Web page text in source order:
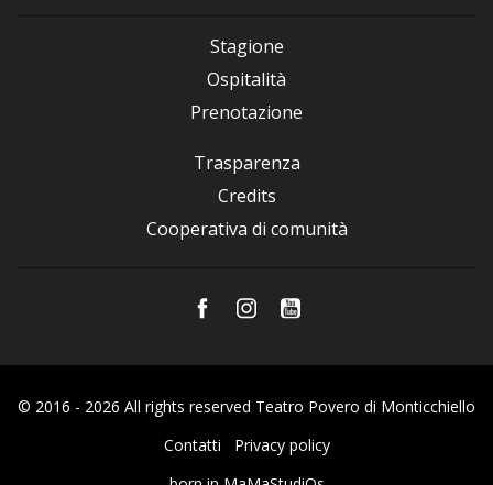
Stagione
Ospitalità
Prenotazione
Trasparenza
Credits
Cooperativa di comunità
© 2016 - 2026 All rights reserved Teatro Povero di Monticchiello
Contatti
Privacy policy